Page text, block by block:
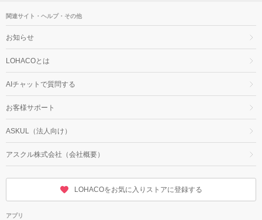
関連サイト・ヘルプ・その他
お知らせ
LOHACOとは
AIチャットで質問する
お客様サポート
ASKUL（法人向け）
アスクル株式会社（会社概要）
LOHACOをお気に入りストアに登録する
アプリ